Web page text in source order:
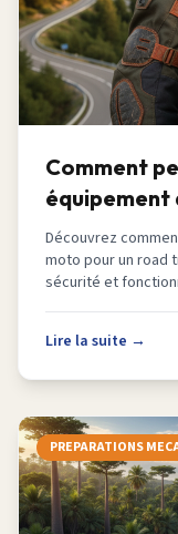
Comment
équipement
aventure en
Découvrez
moto pour un road
sécurité et
Lire la suite →
PREPARATIONS